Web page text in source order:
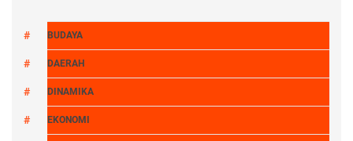
BUDAYA
DAERAH
DINAMIKA
EKONOMI